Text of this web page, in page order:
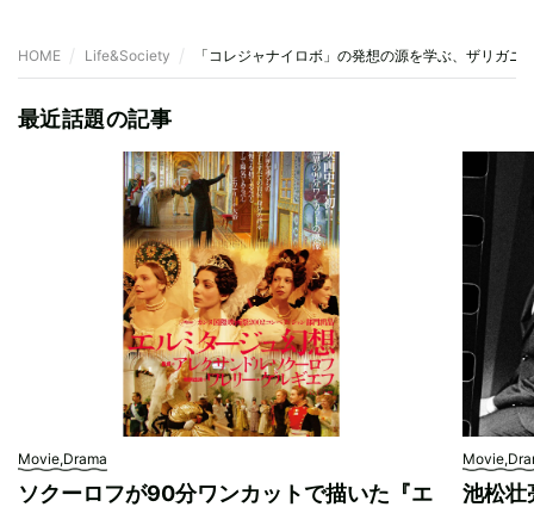
HOME Life&Society 「コレジャナイロボ」の発想の源を学ぶ、ザリガニ
最近話題の記事
Movie,Drama
ソクーロフが90分ワンカットで描いた『エ
池松壮